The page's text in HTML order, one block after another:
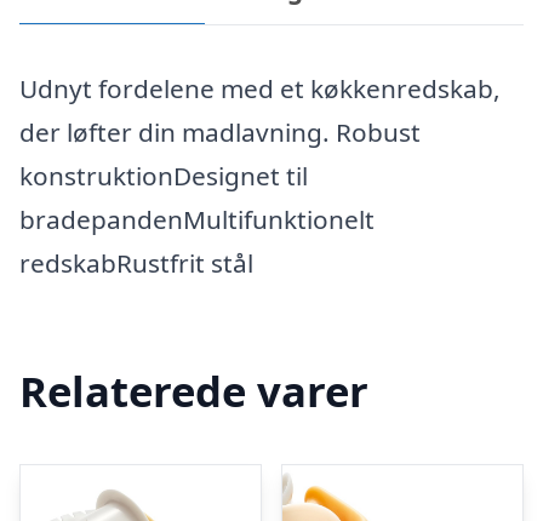
Udnyt fordelene med et køkkenredskab,
der løfter din madlavning. Robust
konstruktionDesignet til
bradepandenMultifunktionelt
redskabRustfrit stål
Relaterede varer